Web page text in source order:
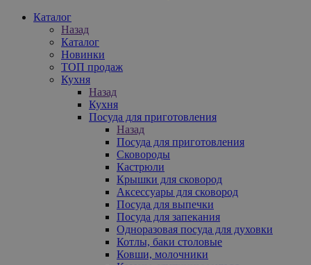
Каталог
Назад
Каталог
Новинки
ТОП продаж
Кухня
Назад
Кухня
Посуда для приготовления
Назад
Посуда для приготовления
Сковороды
Кастрюли
Крышки для сковород
Аксессуары для сковород
Посуда для выпечки
Посуда для запекания
Одноразовая посуда для духовки
Котлы, баки столовые
Ковши, молочники